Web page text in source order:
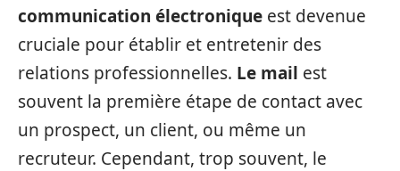
communication électronique est devenue
cruciale pour établir et entretenir des
relations professionnelles. Le mail est
souvent la première étape de contact avec
un prospect, un client, ou même un
recruteur. Cependant, trop souvent, le